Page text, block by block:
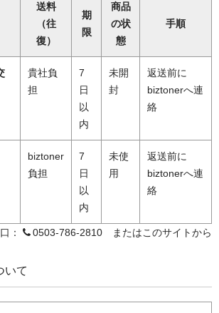
送料
（往
復）
期
限
商品
の状
態
手順
貴社負
担
7
日
以
内
未開
封
返送前に
biztonerへ連
絡
biztoner
負担
7
日
以
内
未使
用
返送前に
biztonerへ連
絡
： 0503-786-2810 またはこのサイトから
いて